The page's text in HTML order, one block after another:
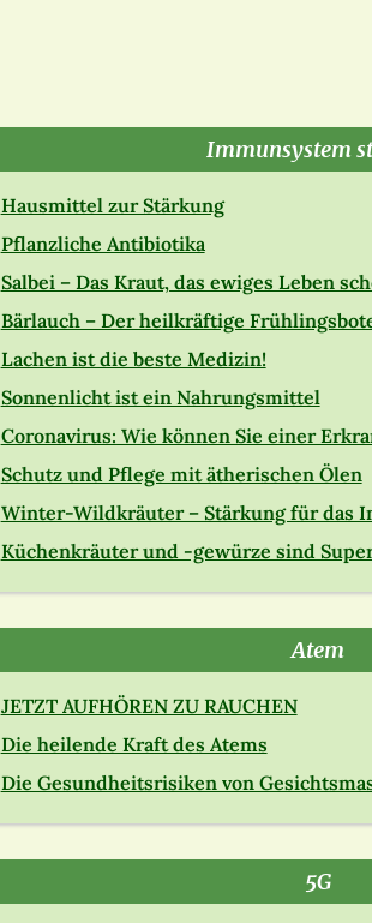
Immunsystem
Hausmittel zur Stärkung
Pflanzliche Antibiotika
Salbei – Das Kraut, das ewiges Leben
Bärlauch – Der heilkräftige
Lachen ist die beste Medizin!
Sonnenlicht ist ein Nahrungsmittel
Coronavirus: Wie können Sie einer
Schutz und Pflege mit ätherischen Ölen
Winter-Wildkräuter – Stärkung für das
Küchenkräuter und -gewürze sind
Atem
JETZT AUFHÖREN ZU RAUCHEN
Die heilende Kraft des Atems
Die Gesundheitsrisiken von
5G